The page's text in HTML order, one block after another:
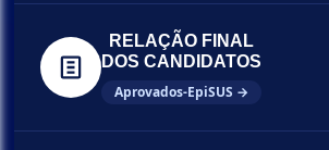
RELAÇÃO FINAL
DOS CANDIDATOS
Aprovados-EpiSUS →